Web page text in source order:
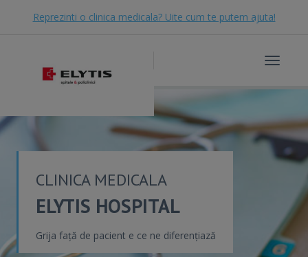
Reprezinti o clinica medicala? Uite cum te putem ajuta!
Toggle
CLINICA MEDICALA
ELYTIS HOSPITAL
Grija față de pacient e ce ne diferențiază